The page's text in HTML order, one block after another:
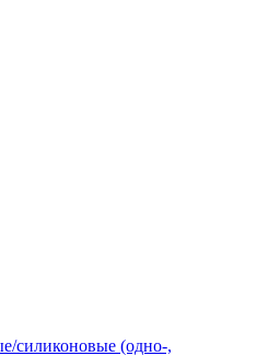
силиконовые (одно-,